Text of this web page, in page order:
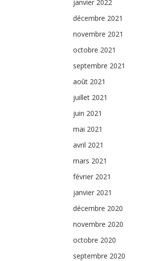
janvier 2022
décembre 2021
novembre 2021
octobre 2021
septembre 2021
août 2021
juillet 2021
juin 2021
mai 2021
avril 2021
mars 2021
février 2021
janvier 2021
décembre 2020
novembre 2020
octobre 2020
septembre 2020